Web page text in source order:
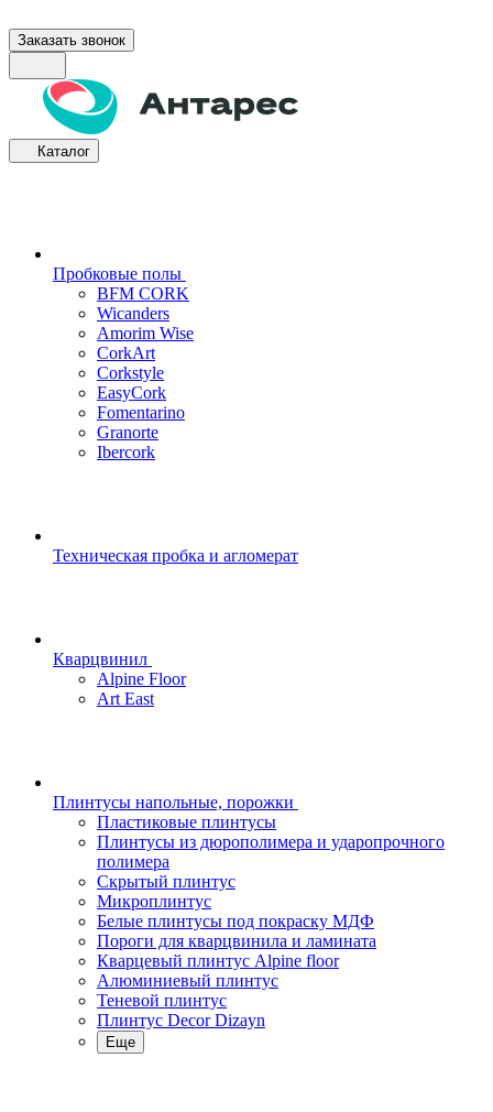
Заказать звонок
Каталог
Пробковые полы
BFM CORK
Wicanders
Amorim Wise
CorkArt
Corkstyle
EasyCork
Fomentarino
Granorte
Ibercork
Техническая пробка и агломерат
Кварцвинил
Alpine Floor
Art East
Плинтусы напольные, порожки
Пластиковые плинтусы
Плинтусы из дюрополимера и ударопрочного
полимера
Скрытый плинтус
Микроплинтус
Белые плинтусы под покраску МДФ
Пороги для кварцвинила и ламината
Кварцевый плинтус Alpine floor
Алюминиевый плинтус
Теневой плинтус
Плинтус Decor Dizayn
Еще